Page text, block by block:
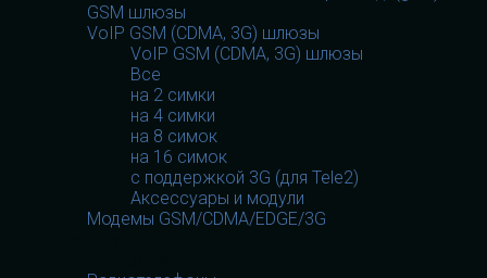
GSM шлюзы
VoIP GSM (CDMA, 3G) шлюзы
VoIP GSM (CDMA, 3G) шлюзы
Все
на 2 симки
на 4 симки
на 8 симок
на 16 симок
с поддержкой 3G (для Tele2)
Аксессуары и модули
Модемы GSM/CDMA/EDGE/3G